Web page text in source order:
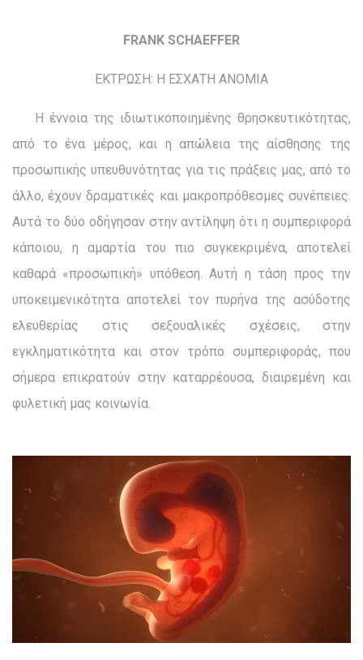
FRANK SCHAEFFER
ΕΚΤΡΩΣΗ: Η ΕΣΧΑΤΗ ΑΝΟΜΙΑ
Η έννοια της ιδιωτικοποιημένης θρησκευτικότητας,
από το ένα μέρος, και η απώλεια της αίσθησης της
προσωπικής υπευθυνότητας για τις πράξεις μας, από το
άλλο, έχουν δραματικές και μακροπρόθεσμες συνέπειες.
Αυτά το δύο οδήγησαν στην αντίληψη ότι η συμπεριφορά
κάποιου, η αμαρτία του πιο συγκε­κριμένα, αποτελεί
καθαρά «προσωπική» υπόθεση. Αυτή η τάση προς την
υποκειμενικότητα αποτελεί τον πυρήνα της ασύδοτης
ελευθερίας στις σεξουαλικές σχέσεις, στην
εγκληματικότητα και στον τρόπο συμπεριφοράς, που
σήμερα επικρατούν στην καταρρέουσα, διαιρεμένη και
φυλετική μας κοινωνία.